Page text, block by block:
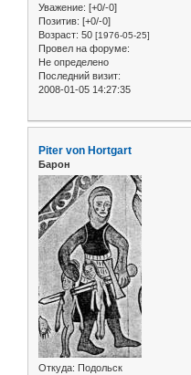
Уважение: [+0/-0]
Позитив: [+0/-0]
Возраст: 50 [1976-05-25]
Провел на форуме:
Не определено
Последний визит:
2008-01-05 14:27:35
Piter von Hortgart
Барон
Откуда: Подольск